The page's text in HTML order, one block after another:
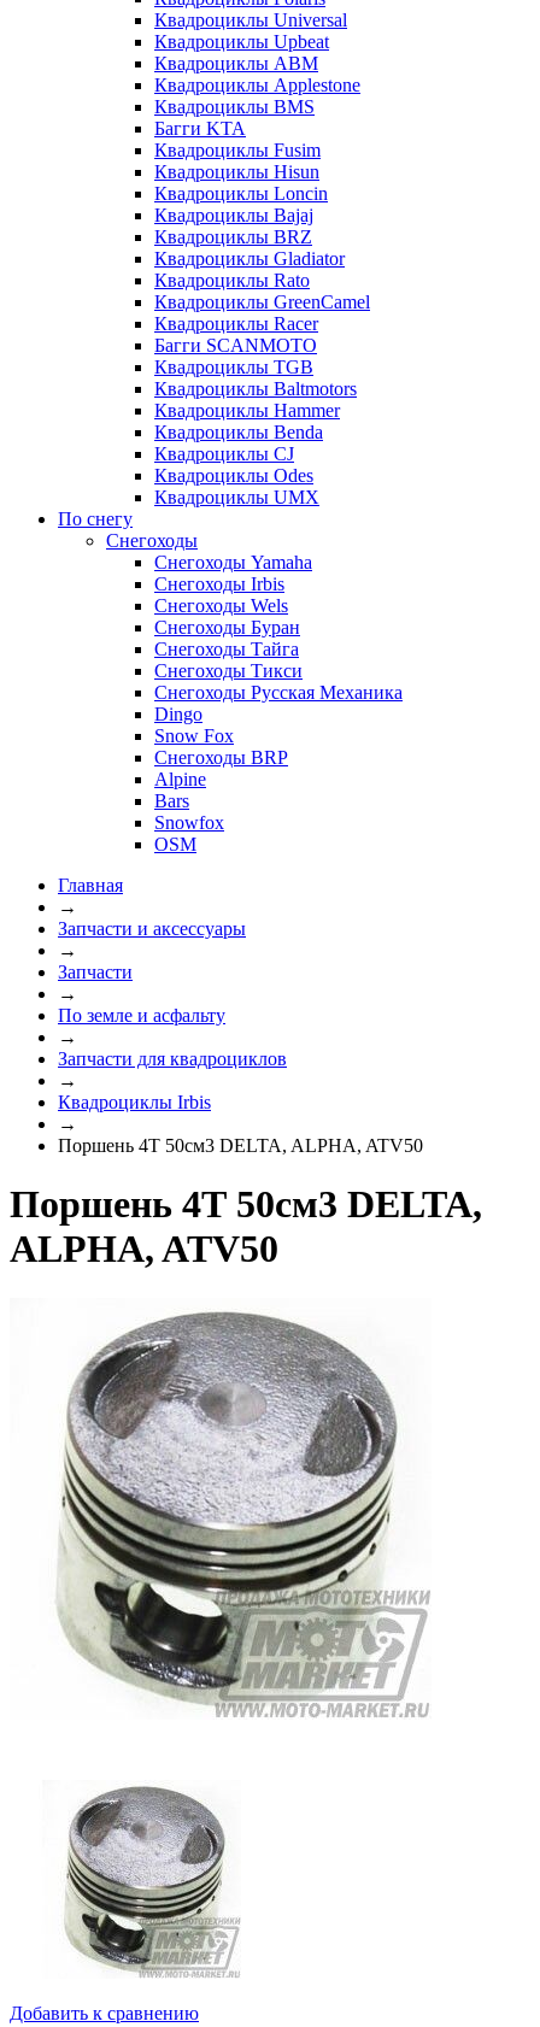
Квадроциклы Universal
Квадроциклы Upbeat
Квадроциклы ABM
Квадроциклы Applestone
Квадроциклы BMS
Багги KTA
Квадроциклы Fusim
Квадроциклы Hisun
Квадроциклы Loncin
Квадроциклы Bajaj
Квадроциклы BRZ
Квадроциклы Gladiator
Квадроциклы Rato
Квадроциклы GreenCamel
Квадроциклы Racer
Багги SCANMOTO
Квадроциклы TGB
Квадроциклы Baltmotors
Квадроциклы Hammer
Квадроциклы Benda
Квадроциклы CJ
Квадроциклы Odes
Квадроциклы UMX
По снегу
Снегоходы
Снегоходы Yamaha
Снегоходы Irbis
Снегоходы Wels
Снегоходы Буран
Снегоходы Тайга
Снегоходы Тикси
Снегоходы Русская Механика
Dingo
Snow Fox
Снегоходы BRP
Alpine
Bars
Snowfox
OSM
Главная
→
Запчасти и аксессуары
→
Запчасти
→
По земле и асфальту
→
Запчасти для квадроциклов
→
Квадроциклы Irbis
→
Поршень 4Т 50см3 DELTA, ALPHA, ATV50
Поршень 4Т 50см3 DELTA,
ALPHA, ATV50
Добавить к сравнению